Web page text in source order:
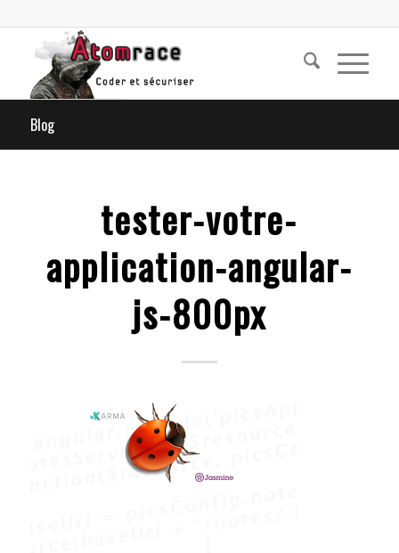
Blog
tester-votre-
application-angular-
js-800px